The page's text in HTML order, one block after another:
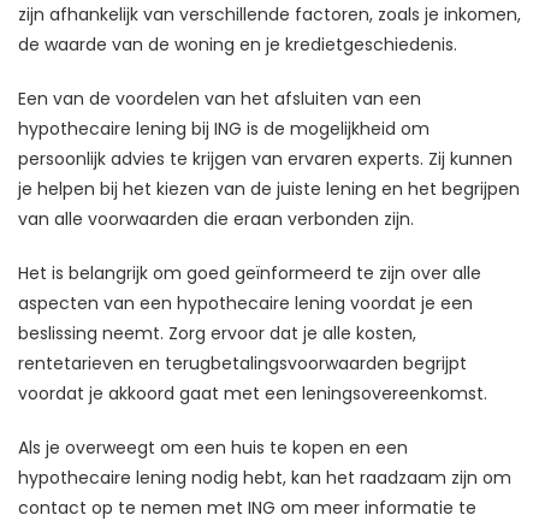
zijn afhankelijk van verschillende factoren, zoals je inkomen,
de waarde van de woning en je kredietgeschiedenis.
Een van de voordelen van het afsluiten van een
hypothecaire lening bij ING is de mogelijkheid om
persoonlijk advies te krijgen van ervaren experts. Zij kunnen
je helpen bij het kiezen van de juiste lening en het begrijpen
van alle voorwaarden die eraan verbonden zijn.
Het is belangrijk om goed geïnformeerd te zijn over alle
aspecten van een hypothecaire lening voordat je een
beslissing neemt. Zorg ervoor dat je alle kosten,
rentetarieven en terugbetalingsvoorwaarden begrijpt
voordat je akkoord gaat met een leningsovereenkomst.
Als je overweegt om een huis te kopen en een
hypothecaire lening nodig hebt, kan het raadzaam zijn om
contact op te nemen met ING om meer informatie te